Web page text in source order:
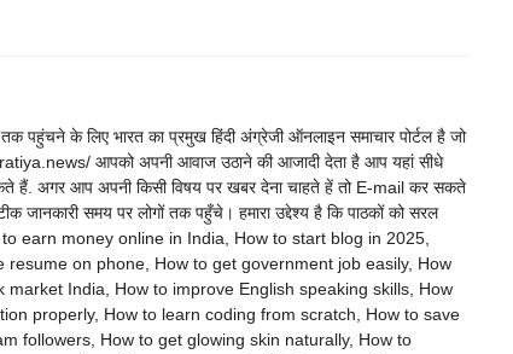
तक पहुंचने के लिए भारत का प्रमुख हिंदी अंग्रेजी ऑनलाइन समाचार पोर्टल है जो
आपको अपनी आवाज उठाने की आजादी देता है आप यहां सीधे
अगर आप अपनी किसी विषय पर खबर देना चाहते हें तो E-mail कर सकते
समय पर लोगों तक पहुँचे। हमारा उद्देश्य है कि पाठकों को सरल
to earn money online in India, How to start blog in 2025,
on phone, How to get government job easily, How
India, How to improve English speaking skills, How
properly, How to learn coding from scratch, How to save
followers, How to get glowing skin naturally, How to